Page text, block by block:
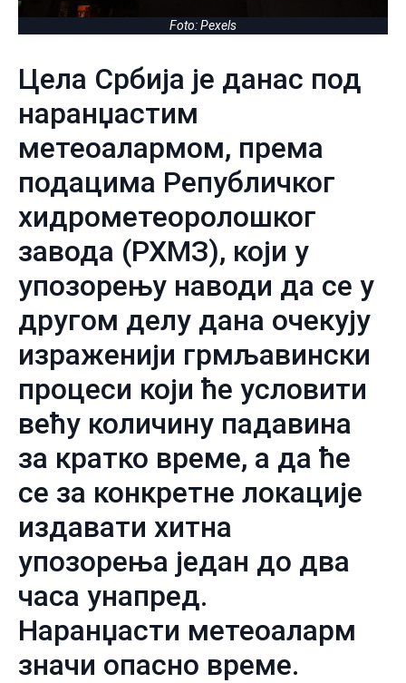
Foto: Pexels
Цела Србија је данас под
наранџастим
метеоалармом, према
подацима Републичког
хидрометеоролошког
завода (РХМЗ), који у
упозорењу наводи да се у
другом делу дана очекују
израженији грмљавински
процеси који ће условити
већу количину падавина
за кратко време, а да ће
се за конкретне локације
издавати хитна
упозорења један до два
часа унапред.
Наранџасти метеоаларм
значи опасно време.